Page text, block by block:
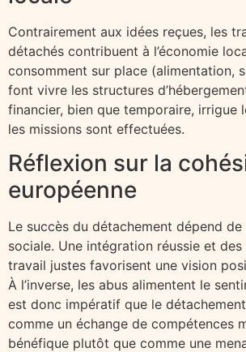
Contrairement aux idées reçues, les
détachés contribuent à l’économie
consomment sur place (alimentation,
font vivre les structures
financier, bien que temporaire, irrigue
les missions sont effectuées.
Réflexion sur la
européenne
Le succès du détachement dépend
sociale. Une intégration réussie et
travail justes favorisent une vision
À l’inverse, les abus alimentent le
est donc impératif que le
comme un échange de compétences
bénéfique plutôt que comme une